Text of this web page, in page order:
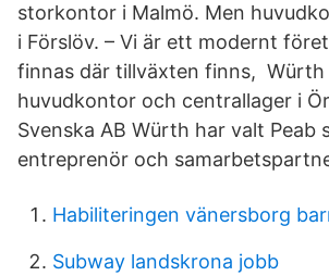
storkontor i Malmö. Men
i Förslöv. – Vi är ett modernt
finnas där tillväxten finns,
huvudkontor och centrallager i
Svenska AB Würth har valt Peab
entreprenör och
Habiliteringen vänersborg
Subway landskrona jobb